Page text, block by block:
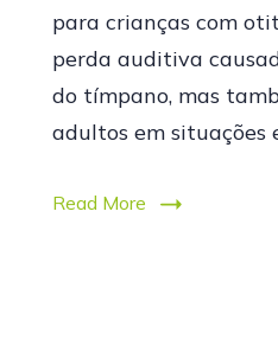
para crianças com
perda auditiva
do tímpano, mas
adultos em situações
Read More